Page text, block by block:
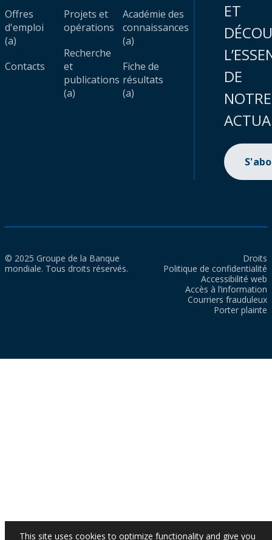
Offres
d'emploi
(a)
Contacts
Projets et
opérations
Recherche
et
publications
(a)
Académie des
connaissances
(a)
Fiche de
résultats
(a)
ET
DE
NOTRE
© 2025 Groupe de la Banque
mondiale. Tous droits réservés.
Droits
Politique de confidentialité
Accessibilité web
Accès à l’information
Courriers frauduleux
Porter plainte
This site uses cookies to optimize functionality and give you